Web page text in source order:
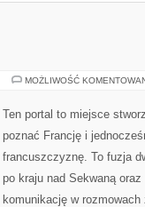
MOŻLIWOŚĆ
Ten portal to miejsce
poznać Francję i
francuszczyznę. To fuzja
po kraju nad Sekwaną
komunikację w